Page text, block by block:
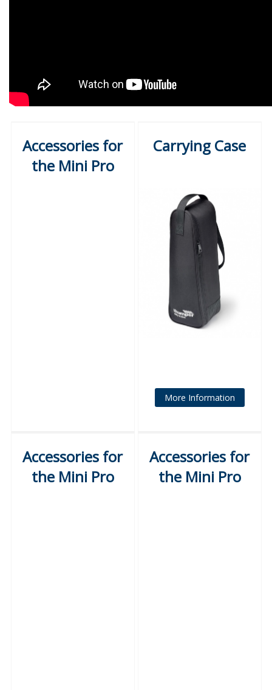
Accessories for
the Mini Pro
Carrying Case
More Information
Accessories for
the Mini Pro
Accessories for
the Mini Pro